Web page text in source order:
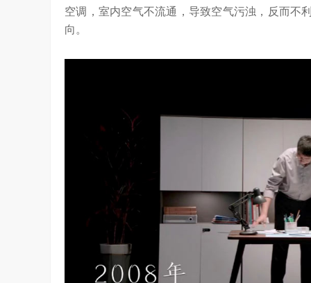
空调，室内空气不流通，导致空气污浊，反而不
向。